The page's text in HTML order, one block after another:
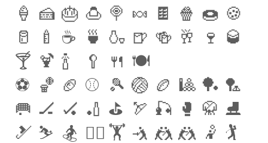
🍦 🍰 🎂 🍮 🍭 🍬 🍫 🍿 🍩 🍪
🥛
🍼 ☕️ 🍵 🍶 🍺 🍻 🥂 🍷
🥃
🍸 🍹 🍾 🥄 🍴 🍽
⚽️ 🏀 🏈 ⚾️ 🎾 🏐 🏉 🎱 🏓 🏸
🥅 🏒 🏑 🏏 ⛳️ 🏹 🎣 🥊 🥋 ⛸
🎿 ⛷ 🏂 🏋️‍♀️ 🏋️ 🤺 🤼 ️🤼‍ 🤾‍ 🏌